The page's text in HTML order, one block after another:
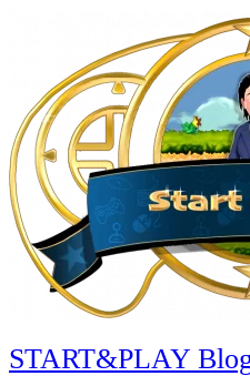
principal
START&PLAY